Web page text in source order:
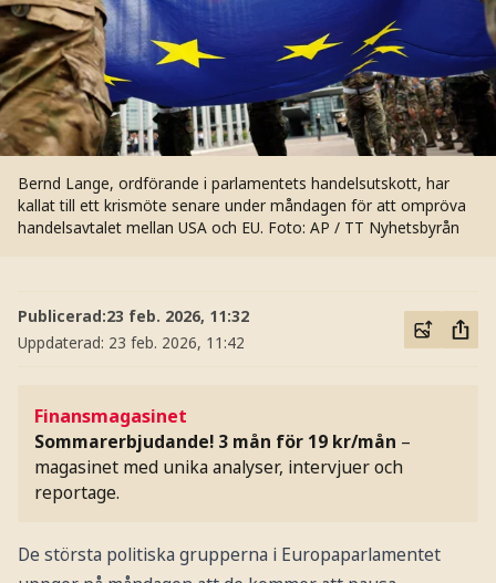
Bernd Lange, ordförande i parlamentets handelsutskott, har
kallat till ett krismöte senare under måndagen för att ompröva
handelsavtalet mellan USA och EU. Foto: AP / TT Nyhetsbyrån
Publicerad:23 feb. 2026, 11:32
Uppdaterad: 23 feb. 2026, 11:42
Finansmagasinet
Sommarerbjudande! 3 mån för 19 kr/mån –
magasinet med unika analyser, intervjuer och
reportage.
De största politiska grupperna i Europaparlamentet